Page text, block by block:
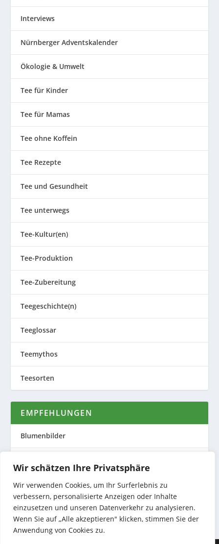
Wir schätzen Ihre Privatsphäre
Wir verwenden Cookies, um Ihr Surferlebnis zu
verbessern, personalisierte Anzeigen oder Inhalte
einzusetzen und unseren Datenverkehr zu analysieren.
Wenn Sie auf „Alle akzeptieren" klicken, stimmen Sie der
Anwendung von Cookies zu.
Interviews
Nürnberger Adventskalender
Ökologie & Umwelt
Tee für Kinder
Tee für Mamas
Tee ohne Koffein
Tee Rezepte
Tee und Gesundheit
Tee unterwegs
Tee-Kultur(en)
Tee-Produktion
Tee-Zubereitung
Teegeschichte(n)
Teeglossar
Teemythos
Teesorten
EMPFEHLUNGEN
Blumenbilder
Nature to Print
Preiswerte Produktfotos